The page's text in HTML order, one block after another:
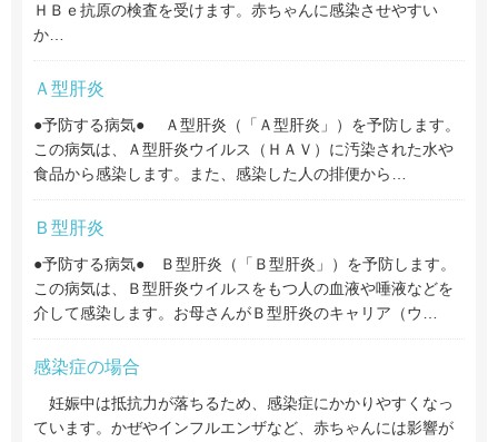
ＨＢｅ抗原の検査を受けます。赤ちゃんに感染させやすい
か…
Ａ型肝炎
●予防する病気● Ａ型肝炎（「Ａ型肝炎」）を予防します。
この病気は、Ａ型肝炎ウイルス（ＨＡＶ）に汚染された水や
食品から感染します。また、感染した人の排便から…
Ｂ型肝炎
●予防する病気● Ｂ型肝炎（「Ｂ型肝炎」）を予防します。
この病気は、Ｂ型肝炎ウイルスをもつ人の血液や唾液などを
介して感染します。お母さんがＢ型肝炎のキャリア（ウ…
感染症の場合
妊娠中は抵抗力が落ちるため、感染症にかかりやすくなっ
ています。かぜやインフルエンザなど、赤ちゃんには影響が